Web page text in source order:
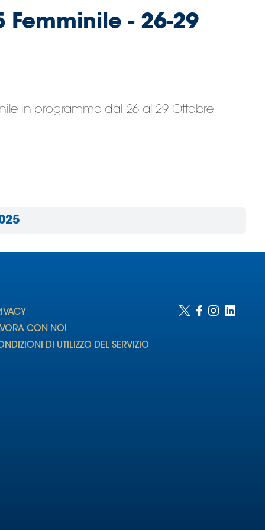
Femminile - 26-29
in programma dal 26 al 29 Ottobre
CON NOI
DI UTILIZZO DEL SERVIZIO